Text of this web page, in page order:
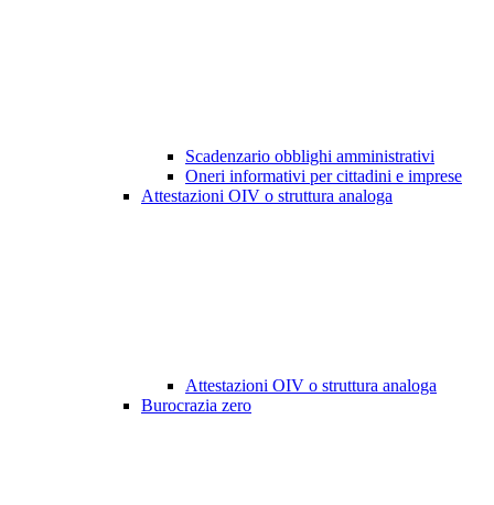
Scadenzario obblighi amministrativi
Oneri informativi per cittadini e imprese
Attestazioni OIV o struttura analoga
Attestazioni OIV o struttura analoga
Burocrazia zero